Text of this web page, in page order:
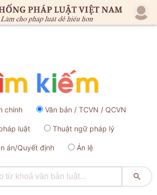
chính Văn bản / TCVN / QCVN
luật Thuật ngữ pháp lý
án/Quyết định Án lệ
